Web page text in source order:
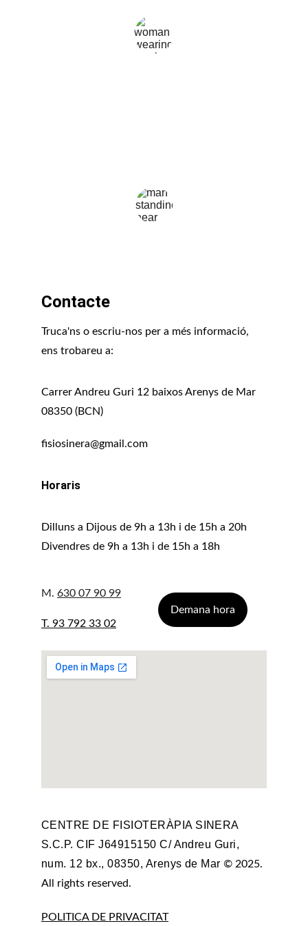
Contacte
Truca'ns o escriu-nos per a més informació,
ens trobareu a:
Carrer Andreu Guri 12 baixos Arenys de Mar
08350 (BCN)
Horaris
Dilluns a Dijous de 9h a 13h i de 15h a 20h
Divendres de 9h a 13h i de 15h a 18h
CENTRE DE FISIOTERÀPIA SINERA
S.C.P. CIF J64915150 C/ Andreu Guri,
num. 12 bx., 08350, Arenys de Mar © 2025.
All rights reserved.
fisiosinera@gmail.com
M. 630 07 90 99
T. 93 792 33 02
Demana hora
POLITICA DE PRIVACITAT